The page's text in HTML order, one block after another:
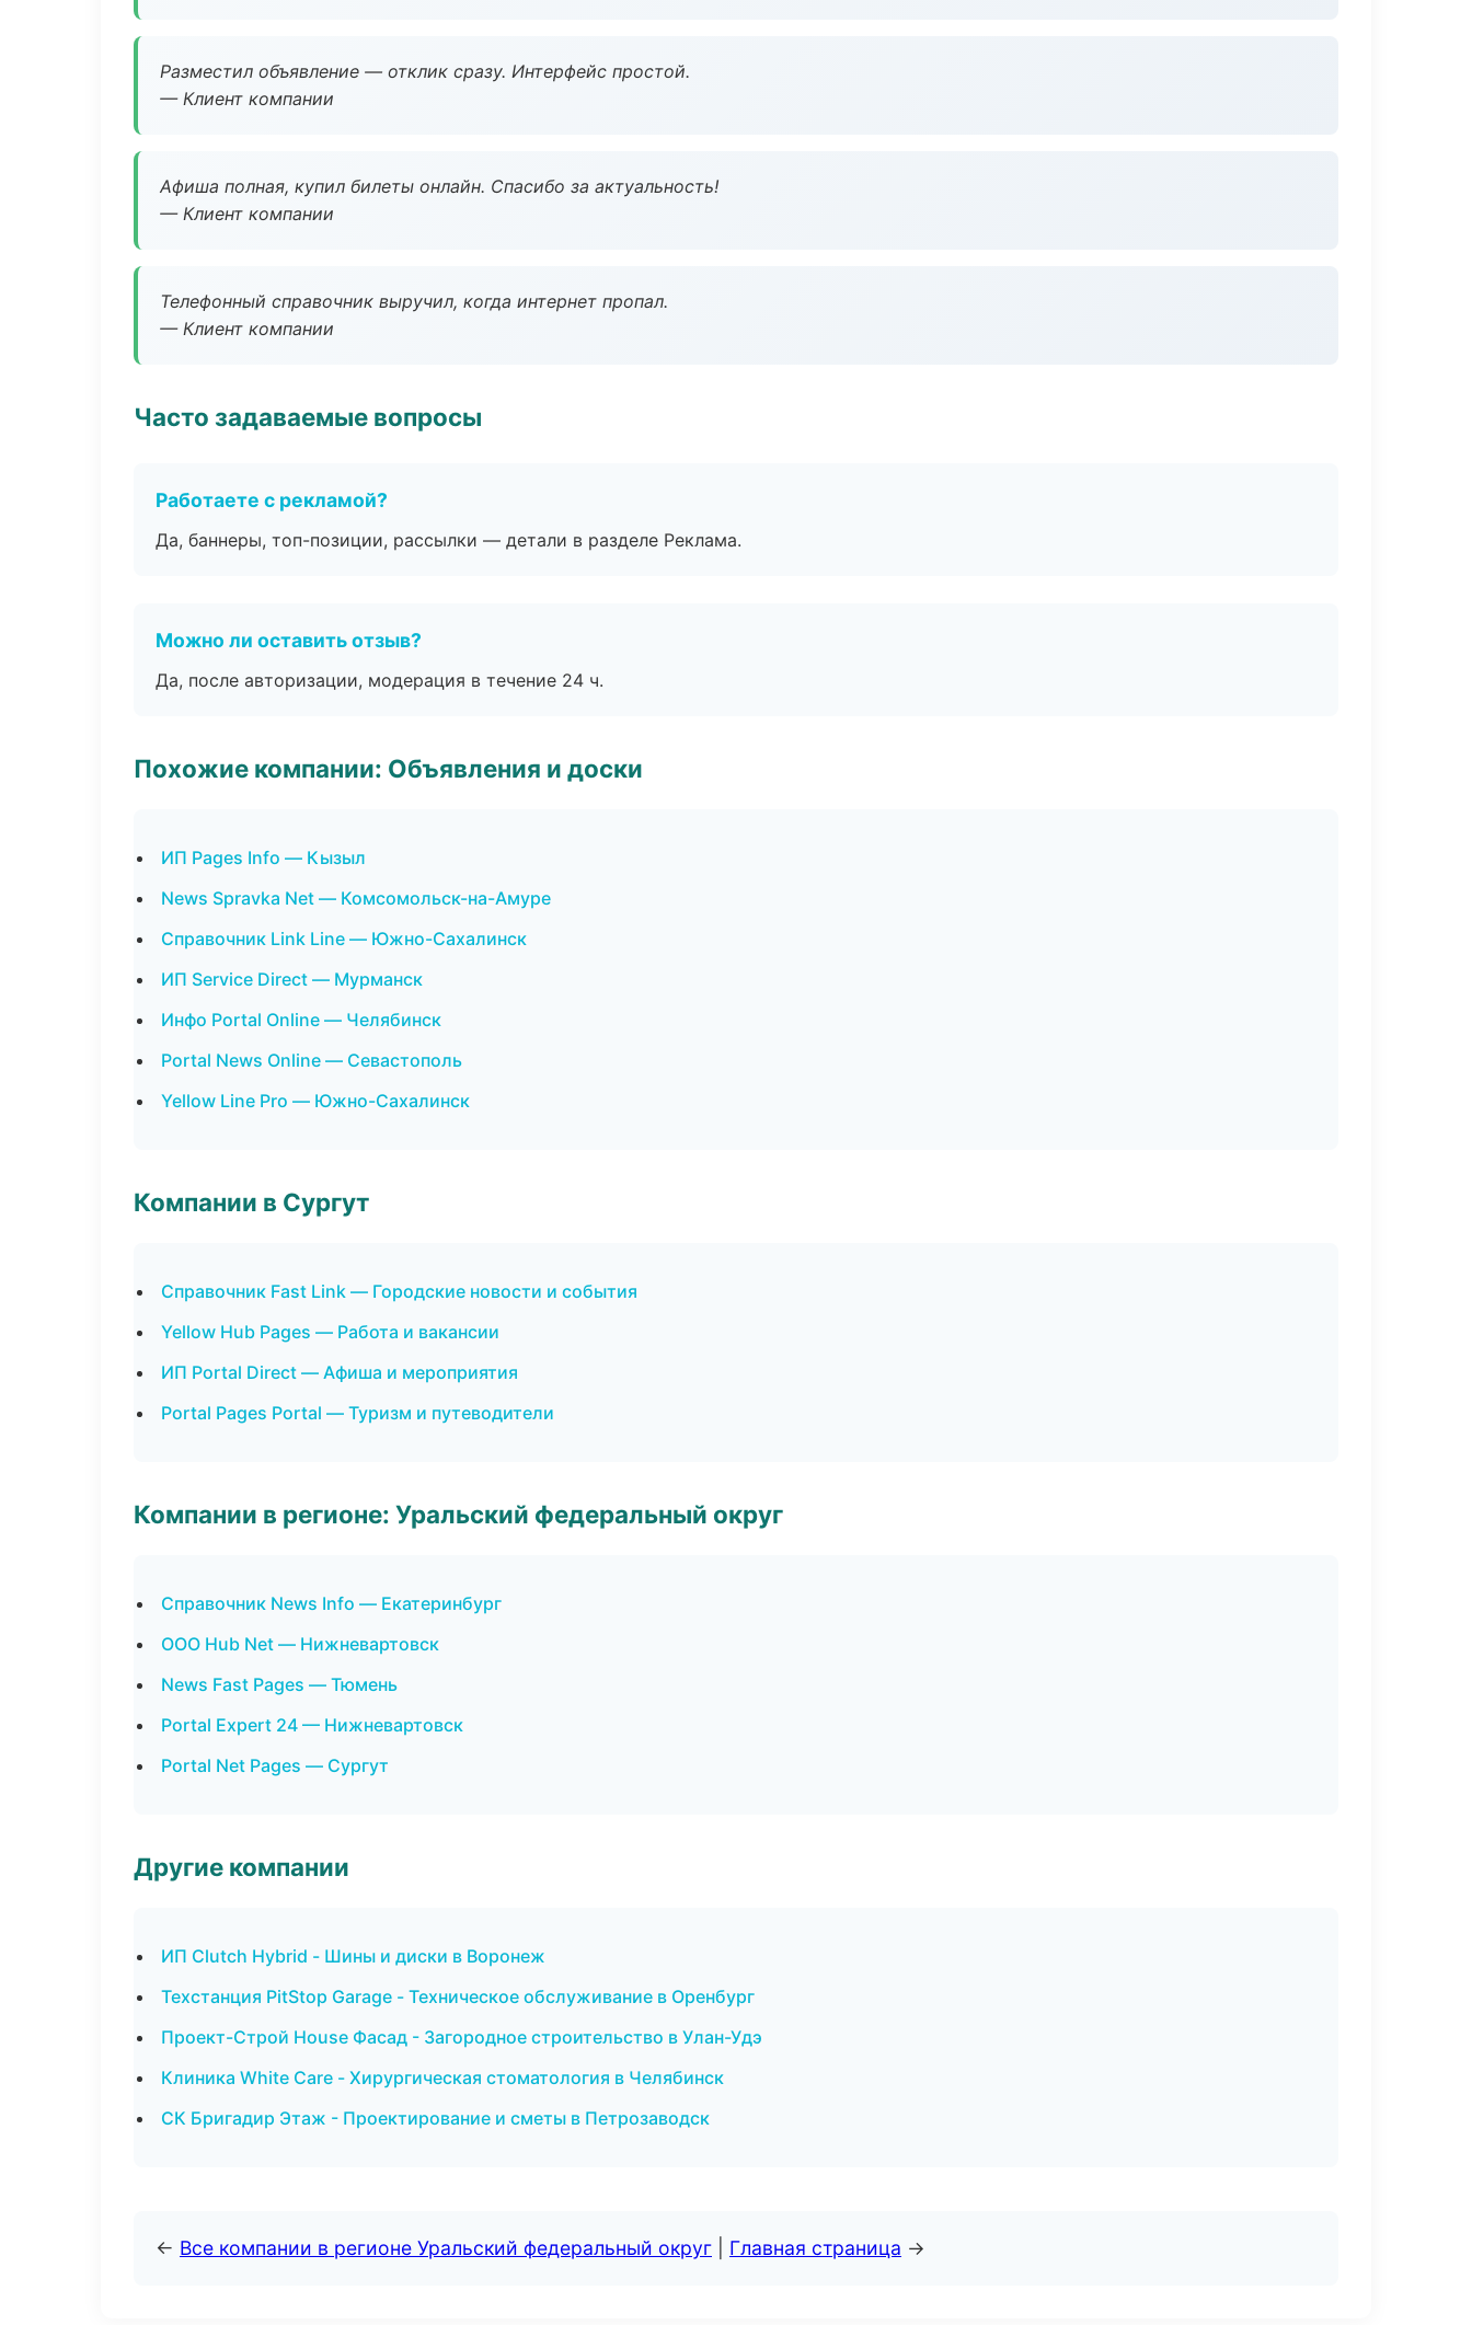
Разместил объявление — отклик сразу. Интерфейс простой.
— Клиент компании
Афиша полная, купил билеты онлайн. Спасибо за актуальность!
— Клиент компании
Телефонный справочник выручил, когда интернет пропал.
— Клиент компании
Часто задаваемые вопросы
Работаете с рекламой?
Да, баннеры, топ-позиции, рассылки — детали в разделе Реклама.
Можно ли оставить отзыв?
Да, после авторизации, модерация в течение 24 ч.
Похожие компании: Объявления и доски
ИП Pages Info — Кызыл
News Spravka Net — Комсомольск-на-Амуре
Справочник Link Line — Южно-Сахалинск
ИП Service Direct — Мурманск
Инфо Portal Online — Челябинск
Portal News Online — Севастополь
Yellow Line Pro — Южно-Сахалинск
Компании в Сургут
Справочник Fast Link — Городские новости и события
Yellow Hub Pages — Работа и вакансии
ИП Portal Direct — Афиша и мероприятия
Portal Pages Portal — Туризм и путеводители
Компании в регионе: Уральский федеральный округ
Справочник News Info — Екатеринбург
ООО Hub Net — Нижневартовск
News Fast Pages — Тюмень
Portal Expert 24 — Нижневартовск
Portal Net Pages — Сургут
Другие компании
ИП Clutch Hybrid - Шины и диски в Воронеж
Техстанция PitStop Garage - Техническое обслуживание в Оренбург
Проект-Строй House Фасад - Загородное строительство в Улан-Удэ
Клиника White Care - Хирургическая стоматология в Челябинск
СК Бригадир Этаж - Проектирование и сметы в Петрозаводск
← Все компании в регионе Уральский федеральный округ Главная страница →